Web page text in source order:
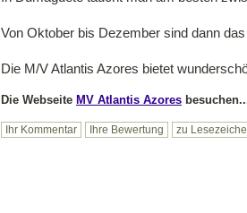
Von Oktober bis Dezember sind dann
Die M/V Atlantis Azores bietet
Die Webseite MV Atlantis Azores
Ihr Kommentar Ihre Bewertung zu